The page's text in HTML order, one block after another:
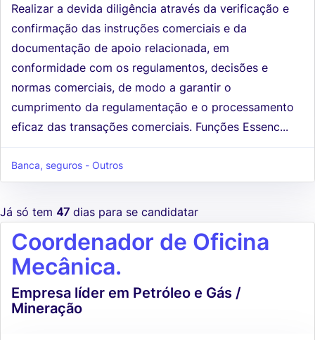
Realizar a devida diligência através da verificação e
confirmação das instruções comerciais e da
documentação de apoio relacionada, em
conformidade com os regulamentos, decisões e
normas comerciais, de modo a garantir o
cumprimento da regulamentação e o processamento
eficaz das transações comerciais. Funções Essenc...
Banca, seguros - Outros
Já só tem 47 dias para se candidatar
Coordenador de Oficina
Mecânica.
Empresa líder em Petróleo e Gás /
Mineração